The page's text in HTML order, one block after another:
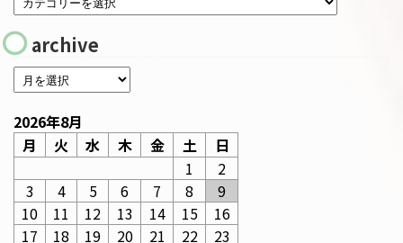
archive
2026年8月
月
火 水 木 金 土
日
1
2
3
4 5 6 7 8
9
10
11 12 13 14 15
16
17
18 19 20 21 22 23